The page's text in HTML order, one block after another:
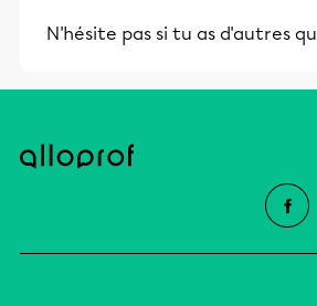
éducative.
N'hésite pas si tu as d'autres